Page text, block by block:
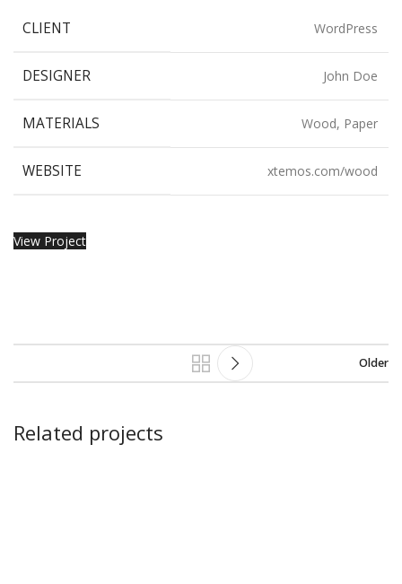
CLIENT WordPress
DESIGNER John Doe
MATERIALS Wood, Paper
WEBSITE xtemos.com/wood
View Project
Older
Related projects